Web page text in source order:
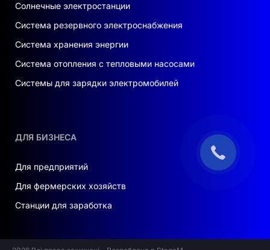
Солнечные электростанции
Система резервного электроснабжения
Система хранения энергии
Система отопления с тепловыми насосами
Системы для зарядки электромобилей
ДЛЯ БИЗНЕСА
Для предприятий
Для фермерских хозяйств
Станции для заработка